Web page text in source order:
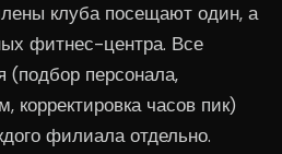
клуба посещают один, а
фитнес-центра. Все
(подбор персонала,
корректировка часов пик)
филиала отдельно.